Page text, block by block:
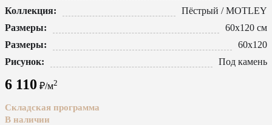
Коллекция:
Пёстрый / MOTLEY
Размеры:
60x120 см
Размеры:
60x120
Рисунок:
Под камень
6 110 ₽/м2
Складская программа
В наличии